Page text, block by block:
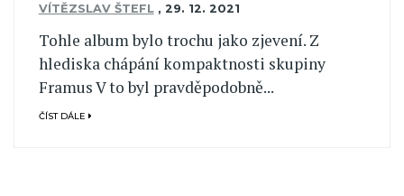
VÍTĚZSLAV ŠTEFL , 29. 12. 2021
Tohle album bylo trochu jako zjevení. Z
hlediska chápání kompaktnosti skupiny
Framus V to byl pravděpodobně...
ČÍST DÁLE